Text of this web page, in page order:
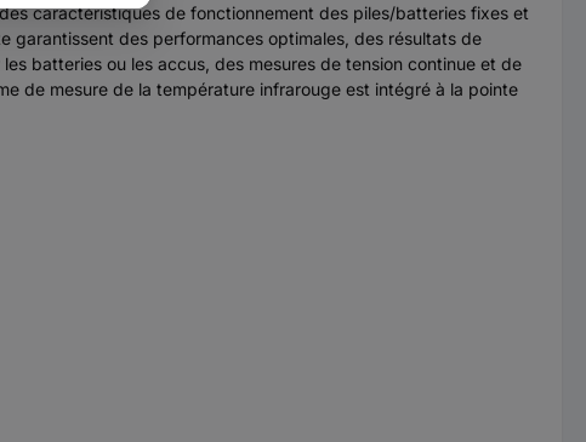
caractéristiques de fonctionnement des piles/batteries fixes et
garantissent des performances optimales, des résultats de
batteries ou les accus, des mesures de tension continue et de
de mesure de la température infrarouge est intégré à la pointe